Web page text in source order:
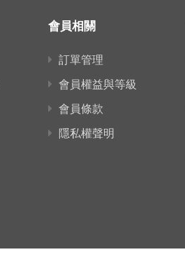
會員相關
訂單管理
會員權益與等級
會員條款
隱私權聲明